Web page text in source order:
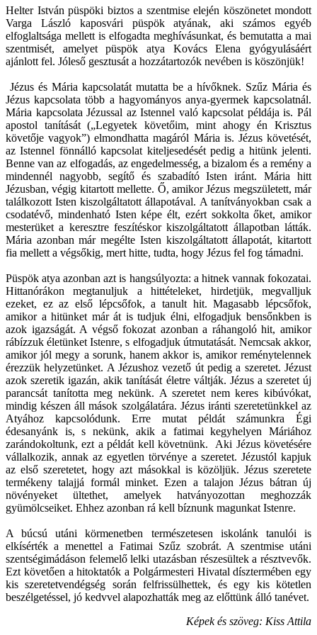
Helter István püspöki biztos a szentmise elején köszönetet mondott
Varga László kaposvári püspök atyának, aki számos egyéb
elfoglaltsága mellett is elfogadta meghívásunkat, és bemutatta a mai
szentmisét, amelyet püspök atya Kovács Elena gyógyulásáért
ajánlott fel. Jóleső gesztusát a hozzátartozók nevében is köszönjük!
Jézus és Mária kapcsolatát mutatta be a hívőknek. Szűz Mária és
Jézus kapcsolata több a hagyományos anya-gyermek kapcsolatnál.
Mária kapcsolata Jézussal az Istennel való kapcsolat példája is. Pál
apostol tanítását („Legyetek követőim, mint ahogy én Krisztus
követője vagyok”) elmondhatta magáról Mária is. Jézus követését,
az Istennel fönnálló kapcsolat kiteljesedését pedig a hitünk jelenti.
Benne van az elfogadás, az engedelmesség, a bizalom és a remény a
mindennél nagyobb, segítő és szabadító Isten iránt. Mária hitt
Jézusban, végig kitartott mellette. Ő, amikor Jézus megszületett, már
találkozott Isten kiszolgáltatott állapotával. A tanítványokban csak a
csodatévő, mindenható Isten képe élt, ezért sokkolta őket, amikor
mesterüket a keresztre feszítéskor kiszolgáltatott állapotban látták.
Mária azonban már megélte Isten kiszolgáltatott állapotát, kitartott
fia mellett a végsőkig, mert hitte, tudta, hogy Jézus fel fog támadni.
Püspök atya azonban azt is hangsúlyozta: a hitnek vannak fokozatai.
Hittanórákon megtanuljuk a hittételeket, hirdetjük, megvalljuk
ezeket, ez az első lépcsőfok, a tanult hit. Magasabb lépcsőfok,
amikor a hitünket már át is tudjuk élni, elfogadjuk bensőnkben is
azok igazságát. A végső fokozat azonban a ráhangoló hit, amikor
rábízzuk életünket Istenre, s elfogadjuk útmutatását. Nemcsak akkor,
amikor jól megy a sorunk, hanem akkor is, amikor reménytelennek
érezzük helyzetünket. A Jézushoz vezető út pedig a szeretet. Jézust
azok szeretik igazán, akik tanítását életre váltják. Jézus a szeretet új
parancsát tanította meg nekünk. A szeretet nem keres kibúvókat,
mindig készen áll mások szolgálatára. Jézus iránti szeretetünkkel az
Atyához kapcsolódunk. Erre mutat példát számunkra Égi
édesanyánk is, s nekünk, akik a fatimai kegyhelyen Máriához
zarándokoltunk, ezt a példát kell követnünk. Aki Jézus követésére
vállalkozik, annak az egyetlen törvénye a szeretet. Jézustól kapjuk
az első szeretetet, hogy azt másokkal is közöljük. Jézus szeretete
termékeny talajjá formál minket. Ezen a talajon Jézus bátran új
növényeket ültethet, amelyek hatványozottan meghozzák
gyümölcseiket. Ehhez azonban rá kell bíznunk magunkat Istenre.
A búcsú utáni körmenetben természetesen iskolánk tanulói is
elkísérték a menettel a Fatimai Szűz szobrát. A szentmise utáni
szentségimádáson felemelő lelki utazásban részesültek a résztvevők.
Ezt követően a hitoktatók a Polgármesteri Hivatal dísztermében egy
kis szeretetvendégség során felfrissülhettek, és egy kis kötetlen
beszélgetéssel, jó kedvvel alapozhatták meg az előttünk álló tanévet.
Képek és szöveg: Kiss Attila